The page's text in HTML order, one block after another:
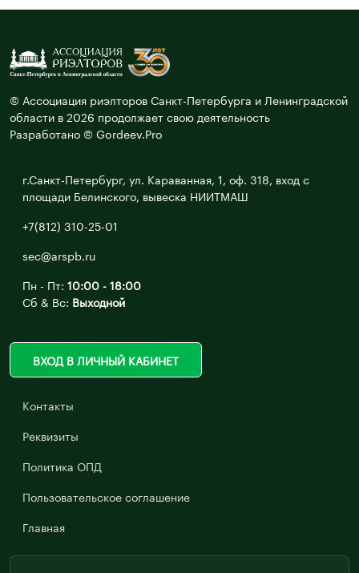
© Ассоциация риэлторов Санкт-Петербурга и Ленинградской
области в 2026 продолжает свою деятельность
Разработано © Gordeev.Pro
г.Санкт-Петербург, ул. Караванная, 1, оф. 318, вход с
площади Белинского, вывеска НИИТМАШ
+7(812) 310-25-01
sec@arspb.ru
Пн - Пт: 10:00 - 18:00
Сб & Вс: Выходной
ВХОД В ЛИЧНЫЙ КАБИНЕТ
Контакты
Реквизиты
Политика ОПД
Пользовательское соглашение
Главная